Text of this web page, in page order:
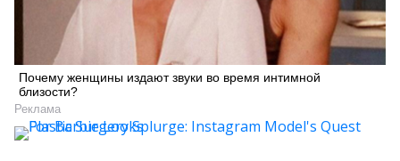
Почему женщины издают звуки во время интимной
близости?
Реклама